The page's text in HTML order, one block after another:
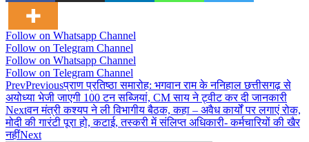
Follow on Whatsapp Channel
Follow on Telegram Channel
Follow on Whatsapp Channel
Follow on Telegram Channel
PrevPreviousप्राण प्रतिष्ठा समारोह: भगवान राम के ननिहाल छत्तीसगढ़ से
अयोध्या भेजी जाएगी 100 टन सब्जियां, CM साय ने ट्वीट कर दी जानकारी
Nextवन मंत्री कश्यप ने ली विभागीय बैठक, कहा – अवैध कार्यों पर लगाएं रोक,
मोदी की गारंटी पूरा हो, कटाई, तस्करी में संलिप्त अधिकारी- कर्मचारियों की खैर
नहींNext